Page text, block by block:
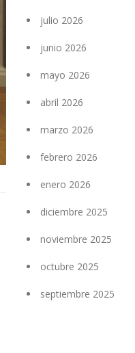
julio 2026
junio 2026
mayo 2026
abril 2026
marzo 2026
febrero 2026
enero 2026
diciembre 2025
noviembre 2025
octubre 2025
septiembre 2025